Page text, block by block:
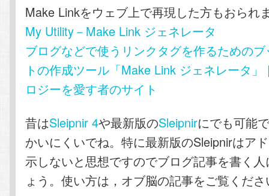
Make Linkをウェブ上で再現した方もおられ
My Utility－Make Link ジェネレータ
ブログなどで使うリンクタグを作るための
トの作成ツール「Make Link ジェネレータ
ロジーを愛す者のサイト
昔はSleipnir 4や最新版のSleipnirにでも可能
かいにくいでね。特に最新版のSleipnirはア
示しないと思想ですのでブログ記事を書く
ょう。使い方は，オブ脳の記事をご覧くだ